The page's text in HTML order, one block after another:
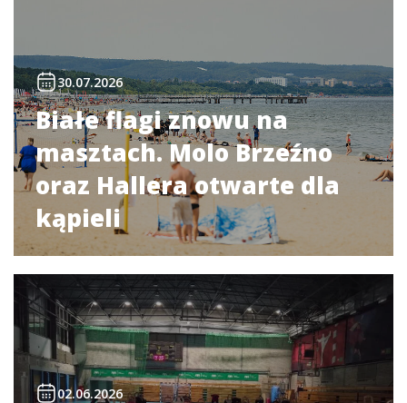
30.07.2026
Białe flagi znowu na
masztach. Molo Brzeźno
oraz Hallera otwarte dla
kąpieli
02.06.2026